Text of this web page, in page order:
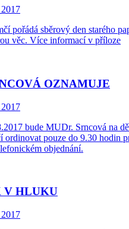
pořádá sběrový den starého
věc. Více informací v příloze
OZNAMUJE
bude MUDr. Srncová na
ordinovat pouze do 9.30 hodin
objednání.
V HLUKU